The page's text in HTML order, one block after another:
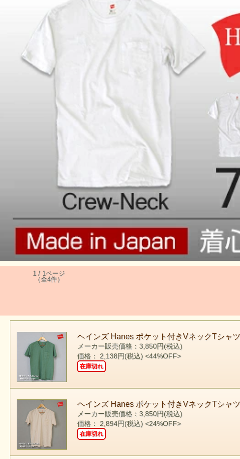
1 / 1ページ
（全4件）
ヘインズ Hanes ポケット付きVネックTシャ
メーカー販売価格：3,850円(税込)
価格： 2,138円(税込)<44%OFF>
在庫切れ
ヘインズ Hanes ポケット付きVネックTシャ
メーカー販売価格：3,850円(税込)
価格： 2,894円(税込)<24%OFF>
在庫切れ